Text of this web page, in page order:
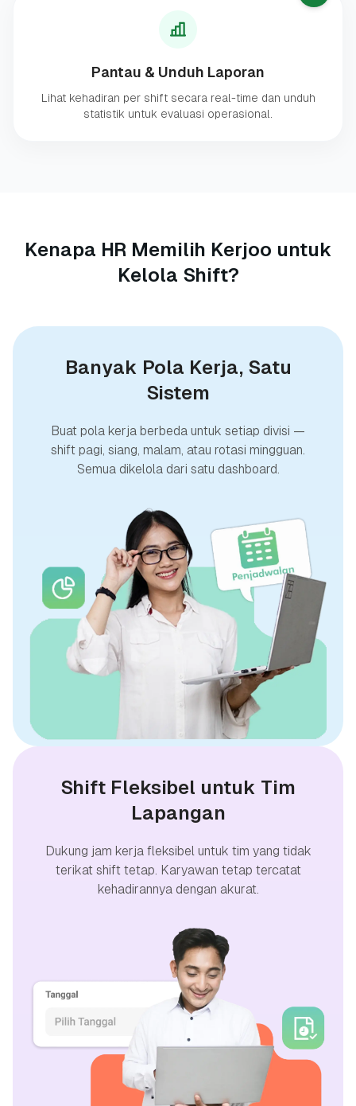
Pantau & Unduh Laporan
Lihat kehadiran per shift secara real-time dan unduh
statistik untuk evaluasi operasional.
Kenapa HR Memilih Kerjoo untuk
Kelola Shift?
Banyak Pola Kerja, Satu
Sistem
Buat pola kerja berbeda untuk setiap divisi —
shift pagi, siang, malam, atau rotasi mingguan.
Semua dikelola dari satu dashboard.
Shift Fleksibel untuk Tim
Lapangan
Dukung jam kerja fleksibel untuk tim yang tidak
terikat shift tetap. Karyawan tetap tercatat
kehadirannya dengan akurat.